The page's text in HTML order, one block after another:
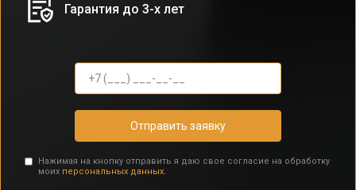
Гарантия до 3-х лет
Отправить заявку
Нажимая на кнопку отправить я даю свое согласие на обработку
моих персональных данных.